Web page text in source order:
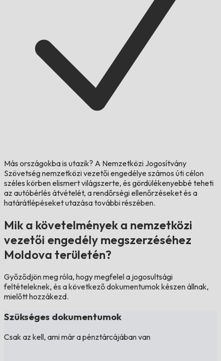
Más országokba is utazik? A Nemzetközi Jogosítvány
Szövetség nemzetközi vezetői engedélye számos úti célon
széles körben elismert világszerte, és gördülékenyebbé teheti
az autóbérlés átvételét, a rendőrségi ellenőrzéseket és a
határátlépéseket utazása további részében.
Mik a követelmények a nemzetközi
vezetői engedély megszerzéséhez
Moldova területén?
Győződjön meg róla, hogy megfelel a jogosultsági
feltételeknek, és a következő dokumentumok készen állnak,
mielőtt hozzákezd.
Szükséges dokumentumok
Csak az kell, ami már a pénztárcájában van